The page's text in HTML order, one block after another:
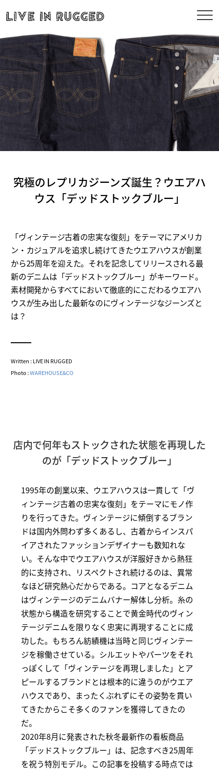
究極のレプリカジーンズ誕生？ウエアハ
ウス「デッドストックブルー」
「ヴィンテージ古着の忠実な復刻」をテーマにアメリカ
ン・カジュアルを追求し続けてきたウエアハウスが創業
から25周年を迎えた。それを記念してリリースされる最
新のデニムは「デッドストックブルー」がキーワード。
素材開発からすべてにおいて徹底的にこだわるウエアハ
ウスが生み出した最新なのにヴィンテージなジーンズと
は？
Written : LIVE IN RUGGED
Photo :WAREHOUSE&CO
店内で何年もストックされた状態を再現した
のが「デッドストックブルー」
1995年の創業以来、ウエアハウスは一貫して「ヴ
ィンテージ古着の忠実な復刻」をテーマにモノ作
りを行ってきた。ヴィンテージに傾倒するブラン
ドは国内外問わず多くあるし、古着からインスパ
イアされたファッションデザイナーも数知れな
い。そんな中でウエアハウスが洋服好きから熱狂
的に支持され、リスペクトされ続けるのは、異常
なほど研究熱心だからである。コアとなるデニム
はヴィンテージのデニムバナー解体し分析。糸の
状態から構造を研究することで黄金時代のヴィン
テージデニムを限りなく忠実に再現することに成
功した。もちろん紡績機は当時と同じヴィンテー
ジを稼働させている。シルエットやパーツをそれ
っぽくして「ヴィンテージを再現しました」とア
ピールするブランドとは根本的に違うのがウエア
ハウスであり、まったくぶれずにその姿勢を貫い
てきたからこそ多くのファンを獲得してきたの
だ。
2020年8月に発表された秋冬最新作の看板商品
「デッドストックブルー」は、記念すべき25周年
を祝う特別モデル。この記事を投稿する時点では